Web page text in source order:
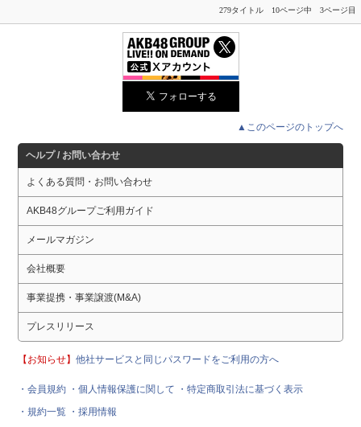
279タイトル 10ページ中 3ページ目
▲このページのトップへ
ヘルプ / お問い合わせ
よくある質問・お問い合わせ
AKB48グループご利用ガイド
メールマガジン
会社概要
事業提携・事業譲渡(M&A)
プレスリリース
【お知らせ】他社サービスと同じパスワードをご利用の方へ
・会員規約 ・個人情報保護に関して
・特定商取引法に基づく表示
・規約一覧 ・採用情報